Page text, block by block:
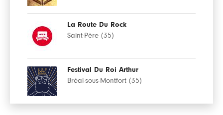
La Route Du Rock
Saint-Père (35)
Festival Du Roi Arthur
Bréal-sous-Montfort (35)